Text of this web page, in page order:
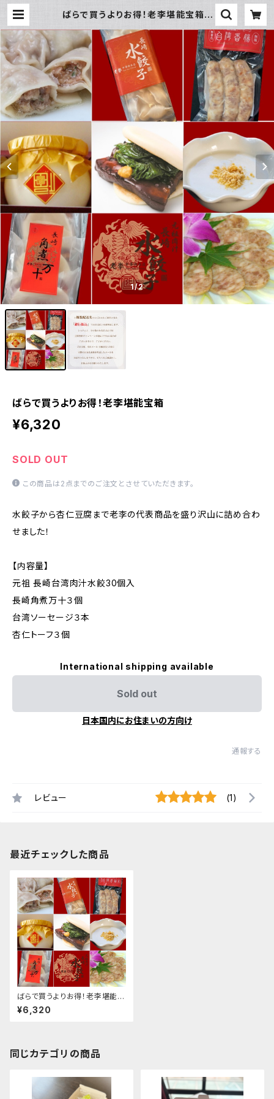
ばらで買うよりお得！老李堪能宝箱 |
1/2
ばらで買うよりお得！老李堪能宝箱
¥6,320
SOLD OUT
この商品は2点までのご注文とさせていただきます。
水餃子から杏仁豆腐まで老李の代表商品を盛り沢山に詰め合わ
せました！
【内容量】
元祖 長崎台湾肉汁水餃30個入
長崎角煮万十３個
台湾ソーセージ３本
杏仁トーフ３個
International shipping available
Sold out
日本国内にお住まいの方向け
通報する
レビュー (1)
最近チェックした商品
ばらで買うよりお得！老李堪能宝
箱
¥6,320
同じカテゴリの商品